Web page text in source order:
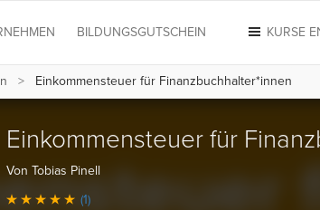
KURSE
BILDUNGSGUTSCHEIN
Einkommensteuer für Finanzbuchhalter*innen
Einkommensteuer für
Von Tobias Pinell
(1)